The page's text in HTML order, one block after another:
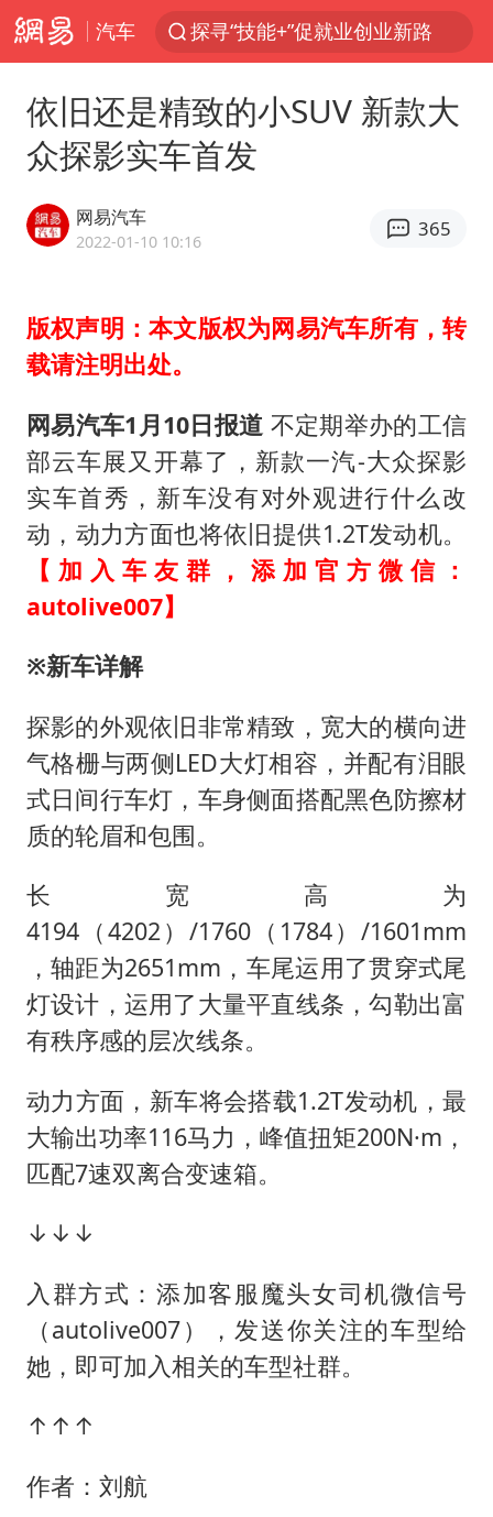
汽车
探寻“技能+”促就业创业新路
店主遭女子“鬼手”换钞
美国退回1000亿美元关税
维持强台风级！白海豚直奔华东沿海
顾客结账把钱扔地上 服务员霸气扔回
“天津之眼”摩天轮附近2人落水
银行午休1.5小时 留个窗口行不行
41岁女子为鼓励女儿考上985研究生
如何把百年大党建设得更加坚强有力
香港殿堂级填词人黎彼得因病离世 终年76岁
总书记关心百姓身边这些民生大事
依旧还是精致的小SUV 新款大
众探影实车首发
网易汽车
2022-01-10 10:16
365
版权声明：本文版权为网易汽车所有，转
载请注明出处。
网易汽车1月10日报道 不定期举办的工信
部云车展又开幕了，新款一汽-大众探影
实车首秀，新车没有对外观进行什么改
动，动力方面也将依旧提供1.2T发动机。
【加入车友群，添加官方微信：
autolive007】
※新车详解
探影的外观依旧非常精致，宽大的横向进
气格栅与两侧LED大灯相容，并配有泪眼
式日间行车灯，车身侧面搭配黑色防擦材
质的轮眉和包围。
长宽高为
4194（4202）/1760（1784）/1601mm
，轴距为2651mm，车尾运用了贯穿式尾
灯设计，运用了大量平直线条，勾勒出富
有秩序感的层次线条。
动力方面，新车将会搭载1.2T发动机，最
大输出功率116马力，峰值扭矩200N·m，
匹配7速双离合变速箱。
↓↓↓
入群方式：添加客服魔头女司机微信号
（autolive007），发送你关注的车型给
她，即可加入相关的车型社群。
↑↑↑
作者：刘航